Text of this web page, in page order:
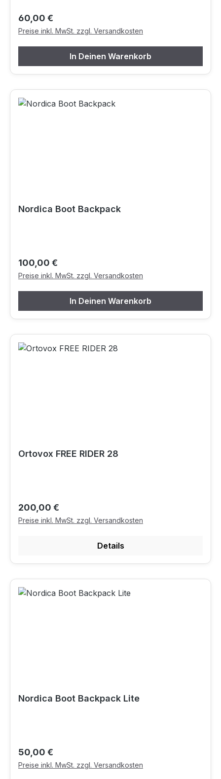
Regulärer Preis:
60,00 €
Preise inkl. MwSt. zzgl. Versandkosten
In Deinen Warenkorb
Nordica Boot Backpack
Regulärer Preis:
100,00 €
Preise inkl. MwSt. zzgl. Versandkosten
In Deinen Warenkorb
Ortovox FREE RIDER 28
Regulärer Preis:
200,00 €
Preise inkl. MwSt. zzgl. Versandkosten
Details
Nordica Boot Backpack Lite
Regulärer Preis:
50,00 €
Preise inkl. MwSt. zzgl. Versandkosten